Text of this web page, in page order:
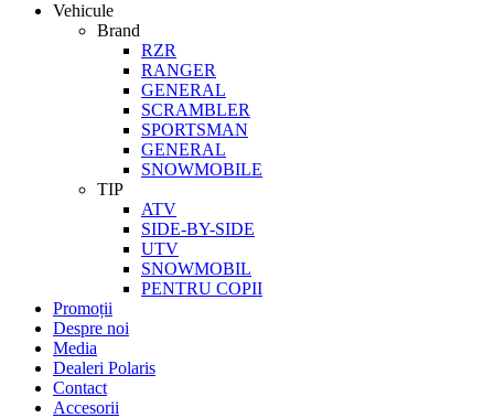
Vehicule
Brand
RZR
RANGER
GENERAL
SCRAMBLER
SPORTSMAN
GENERAL
SNOWMOBILE
TIP
ATV
SIDE-BY-SIDE
UTV
SNOWMOBIL
PENTRU COPII
Promoții
Despre noi
Media
Dealeri Polaris
Contact
Accesorii